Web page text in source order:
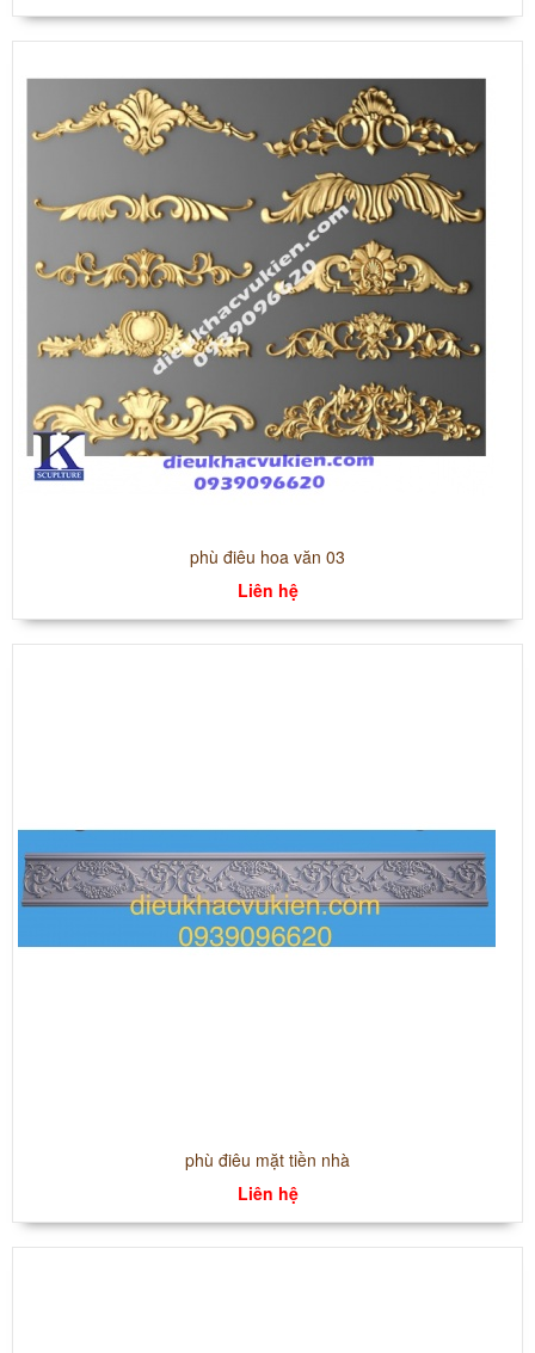
phù điêu hoa văn 03
Liên hệ
phù điêu mặt tiền nhà
Liên hệ